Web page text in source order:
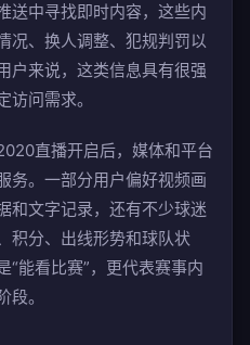
送中寻找即时内容，这些内
况、换人调整、犯规判罚以
户来说，这类信息具有很强
问需求。
直播开启后，媒体和平台
务。一部分用户偏好视频画
和文字记录，还有不少球迷
积分、出线形势和球队状
“能看比赛”，更代表赛事内
。